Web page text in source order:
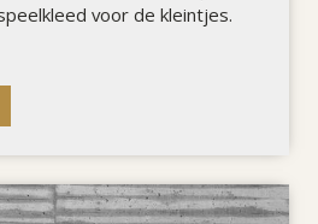
voor de kleintjes.